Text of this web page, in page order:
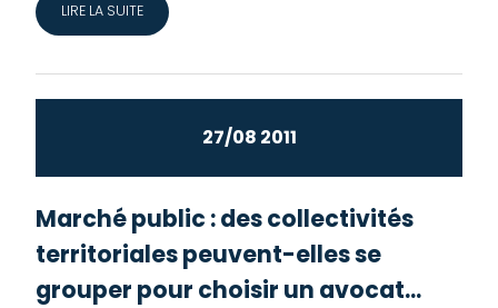
LIRE LA SUITE
27/08 2011
Marché public : des collectivités
territoriales peuvent-elles se
grouper pour choisir un avocat...